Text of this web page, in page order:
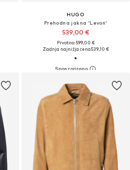
HUGO
Prehodna jakna 'Levon'
539,00 €
Prvotno: 599,00 €
Zadnja najnižja cena539,10 €